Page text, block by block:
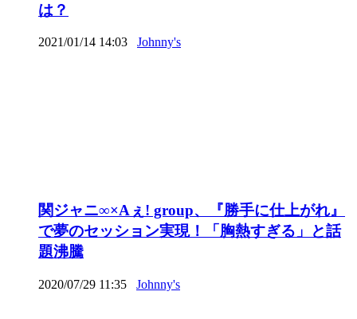
は？
2021/01/14 14:03 Johnny's
関ジャニ∞×Aぇ! group、『勝手に仕上がれ』
で夢のセッション実現！「胸熱すぎる」と話
題沸騰
2020/07/29 11:35 Johnny's